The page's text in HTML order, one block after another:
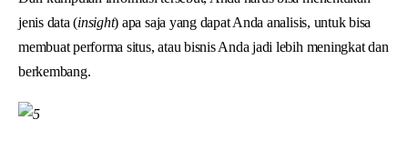
jenis data (insight) apa saja yang dapat Anda analisis, untuk bisa
membuat performa situs, atau bisnis Anda jadi lebih meningkat dan
berkembang.